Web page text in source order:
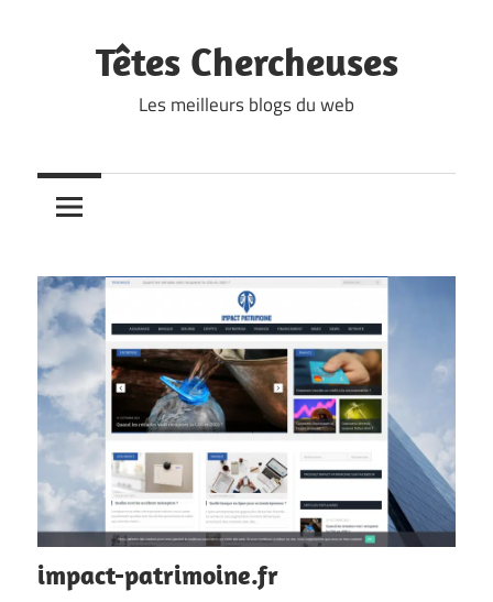
Têtes Chercheuses
Les meilleurs blogs du web
impact-patrimoine.fr